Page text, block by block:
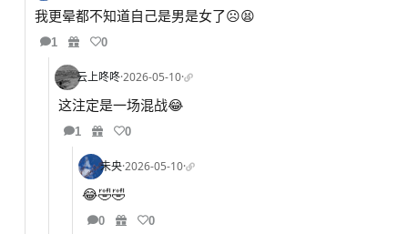
我更晕都不知道自己是男是女了☹️😫
1 0
云上咚咚·2026-05-10·
这注定是一场混战😂
1 0
未央·2026-05-10·
😂🤣🤣
0 0